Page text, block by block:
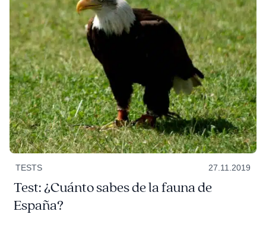
TESTS 27.11.2019
Test: ¿Cuánto sabes de la fauna de
España?